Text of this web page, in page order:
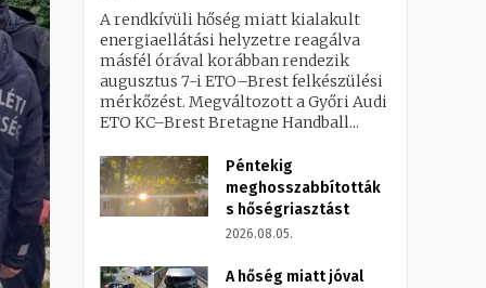
A rendkívüli hőség miatt kialakult
energiaellátási helyzetre reagálva
másfél órával korábban rendezik
augusztus 7-i ETO–Brest felkészülési
mérkőzést. Megváltozott a Győri Audi
ETO KC–Brest Bretagne Handball...
Péntekig
meghosszabbították
s hőségriasztást
2026.08.05.
A hőség miatt jóval